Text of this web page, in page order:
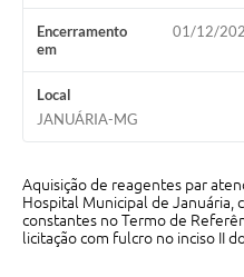
Galeria de Vídeos
Links e Sites
Diário Oficial
Encerramento
em
01/12/
Local
JANUÁRIA-MG
Aquisição de reagentes par
Hospital Municipal de Januária,
constantes no Termo de
licitação com fulcro no inciso II